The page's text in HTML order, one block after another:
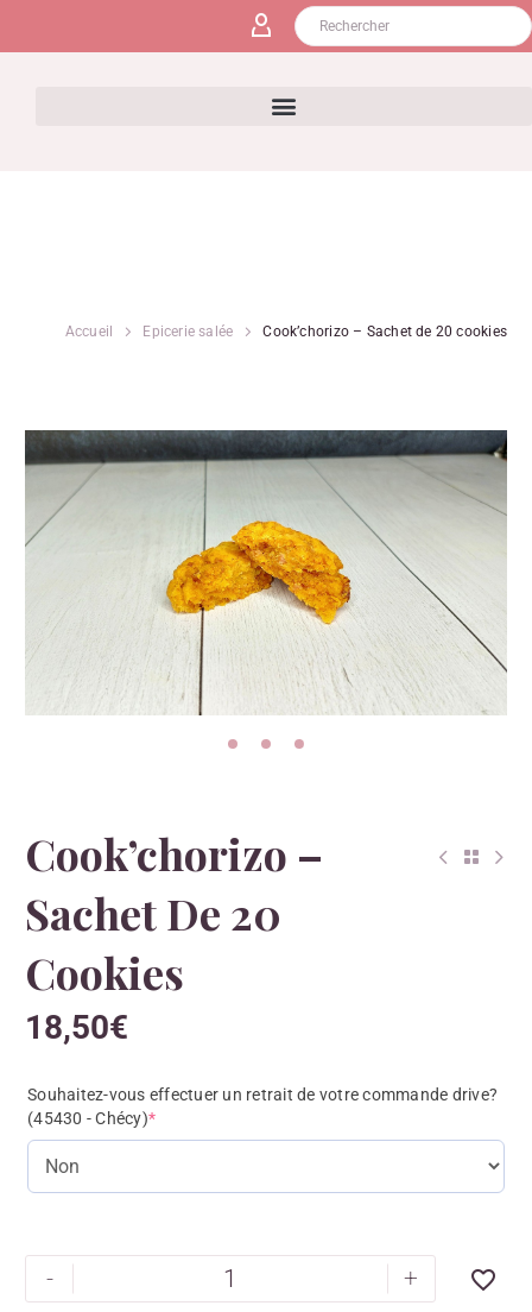
Accueil Epicerie salée Cook’chorizo – Sachet de 20 cookies
Cook’chorizo –
Sachet De 20
Cookies
18,50€
Souhaitez-vous effectuer un retrait de votre commande drive?
(45430 - Chécy)*
- +